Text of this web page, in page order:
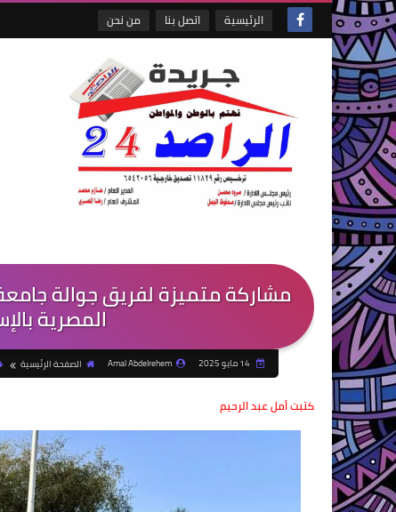
الرئيسية اتصل بنا من نحن
مشاركة متميزة لفريق جوالة
المصرية
14 مايو 2025 Amal Abdelrehem الصفحة الرئيسية
كتبت أمل عبد الرحيم